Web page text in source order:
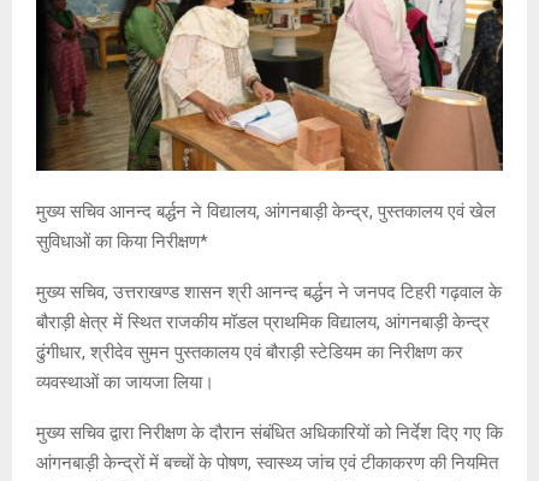
मुख्य सचिव आनन्द बर्द्धन ने विद्यालय, आंगनबाड़ी केन्द्र, पुस्तकालय एवं खेल
सुविधाओं का किया निरीक्षण*
मुख्य सचिव, उत्तराखण्ड शासन श्री आनन्द बर्द्धन ने जनपद टिहरी गढ़वाल के
बौराड़ी क्षेत्र में स्थित राजकीय मॉडल प्राथमिक विद्यालय, आंगनबाड़ी केन्द्र
ढुंगीधार, श्रीदेव सुमन पुस्तकालय एवं बौराड़ी स्टेडियम का निरीक्षण कर
व्यवस्थाओं का जायजा लिया।
मुख्य सचिव द्वारा निरीक्षण के दौरान संबंधित अधिकारियों को निर्देश दिए गए कि
आंगनबाड़ी केन्द्रों में बच्चों के पोषण, स्वास्थ्य जांच एवं टीकाकरण की नियमित